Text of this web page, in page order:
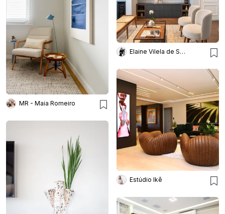
MR - Maia Romeiro
Elaine Vilela de Sousa
Estúdio Ikê